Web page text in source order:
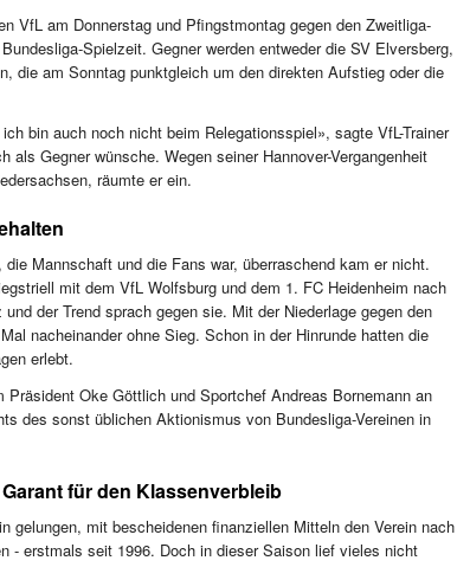
VfL am Donnerstag und Pfingstmontag gegen den Zweitliga-
Spielzeit. Gegner werden entweder die SV Elversberg,
die am Sonntag punktgleich um den direkten Aufstieg oder die
bin auch noch nicht beim Relegationsspiel», sagte VfL-Trainer
als Gegner wünsche. Wegen seiner Hannover-Vergangenheit
räumte er ein.
Mannschaft und die Fans war, überraschend kam er nicht.
mit dem VfL Wolfsburg und dem 1. FC Heidenheim nach
der Trend sprach gegen sie. Mit der Niederlage gegen den
nacheinander ohne Sieg. Schon in der Hinrunde hatten die
erlebt.
Präsident Oke Göttlich und Sportchef Andreas Bornemann an
des sonst üblichen Aktionismus von Bundesliga-Vereinen in
für den Klassenverbleib
gelungen, mit bescheidenen finanziellen Mitteln den Verein nach
- erstmals seit 1996. Doch in dieser Saison lief vieles nicht